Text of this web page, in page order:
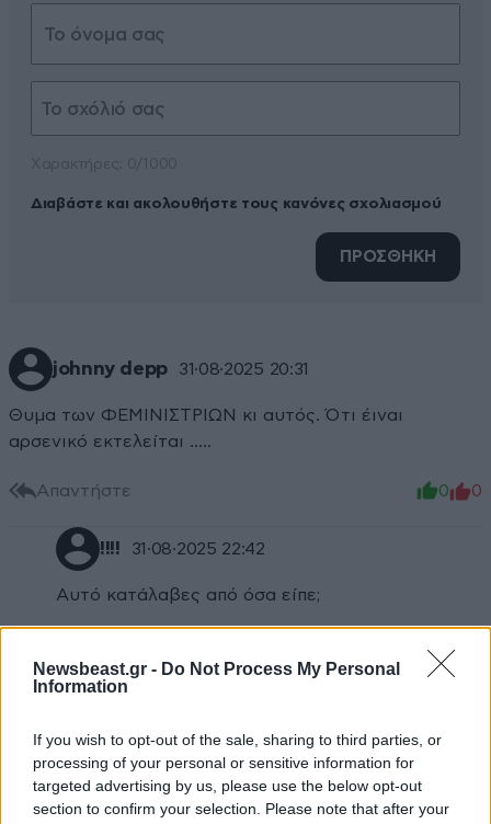
Newsbeast.gr - Do Not Process My Personal
Information
If you wish to opt-out of the sale, sharing to third parties, or
processing of your personal or sensitive information for
targeted advertising by us, please use the below opt-out
section to confirm your selection. Please note that after your
Διαβάστε και ακολουθήστε τους κανόνες σχολιασμού
ΠΡΟΣΘΗΚΗ
johnny depp 31·08·2025 20:31
Θυμα των ΦΕΜΙΝΙΣΤΡΙΩΝ κι αυτός. Ότι έιναι
αρσενικό εκτελείται .....
Απαντήστε 0 0
!!!! 31·08·2025 22:42
Αυτό κατάλαβες από όσα είπε;